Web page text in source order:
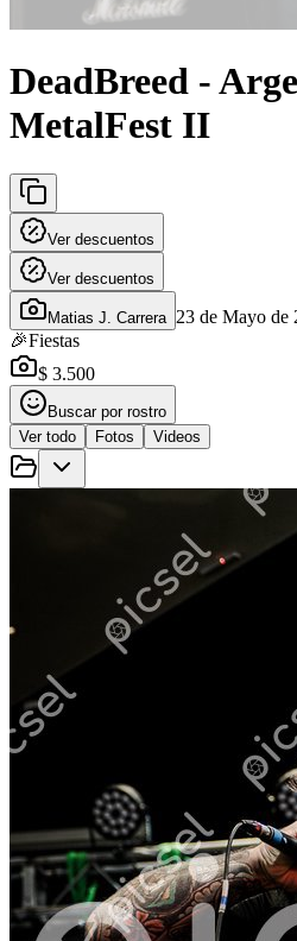
DeadBreed -
MetalFest II
Ver descuentos
Ver descuentos
Matias J. Carrera 23 de Mayo de
🎉Fiestas
$ 3.500
Buscar por rostro
Ver todo
Fotos Videos